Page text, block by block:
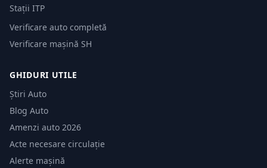
Stații ITP
Verificare auto completă
Verificare mașină SH
GHIDURI UTILE
Știri Auto
Blog Auto
Amenzi auto 2026
Acte necesare circulație
Alerte mașină